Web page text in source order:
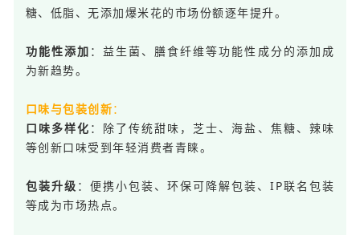
糖、低脂、无添加爆米花的市场份额逐年提升。
功能性添加 ：益生菌、膳食纤维等功能性成分的添加成
为新趋势。
口味与包装创新：
口味多样化 ：除了传统甜味，芝士、海盐、焦糖、辣味
等创新口味受到年轻消费者青睐。
包装升级 ：便携小包装、环保可降解包装、IP联名包装
等成为市场热点。